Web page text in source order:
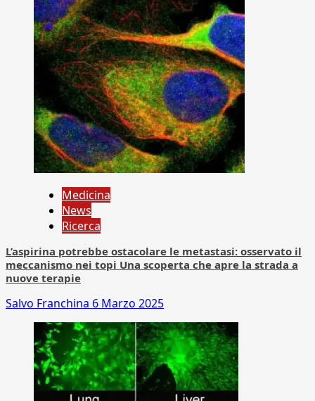
Medicina
News
Ricerca
L’aspirina potrebbe ostacolare le metastasi: osservato il
meccanismo nei topi Una scoperta che apre la strada a
nuove terapie
Salvo Franchina 6 Marzo 2025